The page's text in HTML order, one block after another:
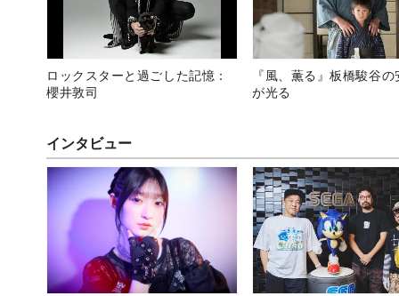
ロックスターと過ごした記憶：
櫻井敦司
『風、薫る』板橋駿谷
が光る
インタビュー